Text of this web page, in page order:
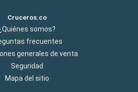
Cruceros.co
somos?
frecuentes
generales de venta
Seguridad
Mapa del sitio